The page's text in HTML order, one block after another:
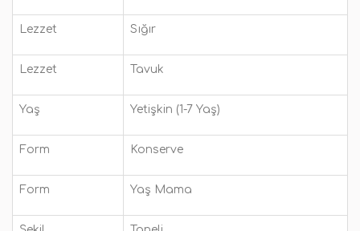
Lezzet Sığır
Lezzet Tavuk
Yaş Yetişkin (1-7 Yaş)
Form Konserve
Form Yaş Mama